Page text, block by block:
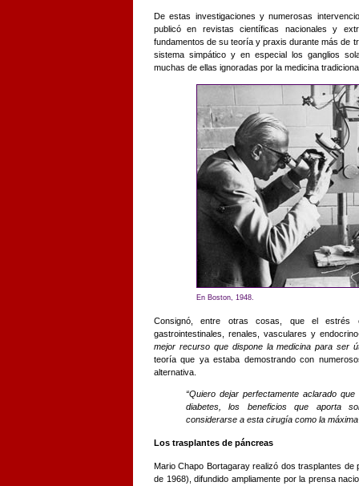
De estas investigaciones y numerosas
publicó en revistas científicas nacionales y
fundamentos de su teoría y praxis durante más de
sistema simpático y en especial los ganglios
muchas de ellas ignoradas por la medicina
En Boston, 1948.
Consignó, entre otras cosas, que el estrés
gastrointestinales, renales, vasculares y
mejor recurso que dispone la medicina para ser
teoría que ya estaba demostrando con
alternativa.
“Quiero dejar perfectamente aclarado
diabetes, los beneficios que aporta
considerarse a esta cirugía como la
Los trasplantes de páncreas
Mario Chapo Bortagaray realizó dos trasplantes
de 1968), difundido ampliamente por la prensa